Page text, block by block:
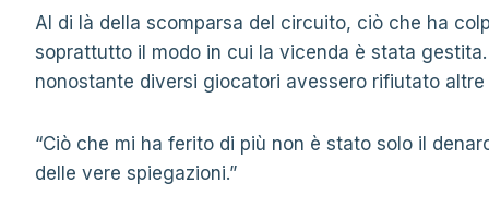
Al di là della scomparsa del circuito, ciò che ha
soprattutto il modo in cui la vicenda è stata
nonostante diversi giocatori avessero rifiutato
“Ciò che mi ha ferito di più non è stato solo il
delle vere spiegazioni.”